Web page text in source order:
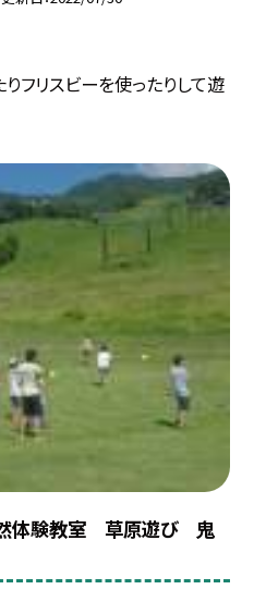
フリスビーを使ったりして遊
然体験教室 草原遊び 鬼